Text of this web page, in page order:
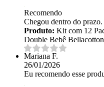
Recomendo
Chegou dentro do
Produto: Kit com 12
Double Bebê
Mariana F.
26/01/2026
Eu recomendo esse